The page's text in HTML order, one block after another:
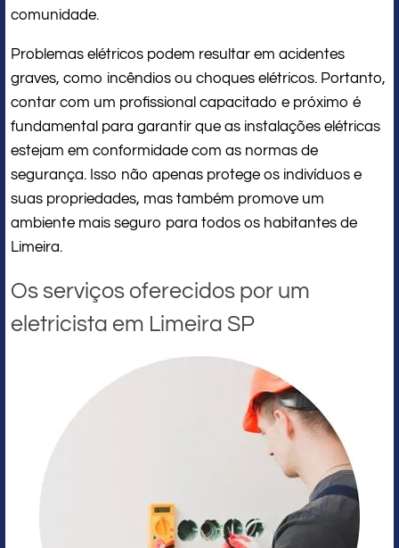
comunidade.
Problemas elétricos podem resultar em acidentes
graves, como incêndios ou choques elétricos. Portanto,
contar com um profissional capacitado e próximo é
fundamental para garantir que as instalações elétricas
estejam em conformidade com as normas de
segurança. Isso não apenas protege os indivíduos e
suas propriedades, mas também promove um
ambiente mais seguro para todos os habitantes de
Limeira.
Os serviços oferecidos por um
eletricista em Limeira SP